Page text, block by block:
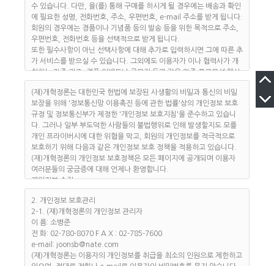
다.
④ "비밀번호"라 함은 "회원"이 부여 받은 "아이디와 일치되는 "회원"임
을 확인하고 비밀보호를 위해 "회원" 자신이 정한 문자 또는 숫자의 조
합을 의미합니다.
⑤ "게시물"이라 함은 "회원"이 "서비스"를 이용함에 있어 "서비스
상"에 게시한 부호ㆍ문자ㆍ음성ㆍ음향ㆍ화상ㆍ동영상 등의 정보 형태
의 글, 사진, 동영상 및 각종 파일과 링크 등을 의미합니다.
⑥ "유료서비스"라 함은 "개혁정론"가 유료로 제공하는 각종 콘텐츠(각
종 정보콘텐츠, 기타 유료콘텐츠를 포함) 및 제반 서비스를 의미합니다.
제 3 조 (약관의 게시와 개정)
① "개혁정론"는 이 약관의 내용을 "회원"이 쉽게 알 수 있도록 서비스
초기 화면에 게시합니다.
② "개혁정론"는 "약관의 규제에 관한 법률", "정보통신망이용촉진및정
보보호등에관한법률(이하 "정보통신망법")" 등 관련법을 위배하지 않는
범위에서 이 약관을 개정할 수 있습니다.
③ "개혁정론"가 약관을 개정할 경우에는 적용일자 및 개정사유를 명시
하여 현행약관과 함께 제1항의 방식에 따라 그 개정약관의 적용일자 30
일 전부터 적용일자 전일까지 공지합니다. 단 "회원"의 권리, 의무에 중
대한 영향을 주는 변경이 아닌 경우에는 적용일자 7일 전부터 공지하도
록 합니다.
④ 전항에 따라 시행일 이후에 "회원"이 "서비스"를 이용하는 경우에는
개정약관에 동의한 것으로 간주합니다. "회원"은 변경된 약관에 동의하
지 않을 경우 이용계약을 해지할 수 있습니다.
⑤ 유료서비스를 이용하는 회원이 이 약관의 개정에 대해 동의하지 않
수 있습니다. 다만, 을(를) 통해 구매를 하시게 될 경우에는 배송과 확인
에 필요한 성명, 전화번호, 주소, 우편번호, e-mail 주소를 받게 됩니다.
회원의 경우에는 경품이나 기념품 등의 발송 등을 위한 목적으로 주소,
우편번호, 전화번호 등을 선택적으로 받게 됩니다.
또한 필수사항이 아닌 선택사항에 대해 추가로 입력하시면 그에 따른 추
가 서비스를 받으실 수 있습니다. 그외에도 이용자가 이나 협력사가 개
최하는 각종 퀴즈, 경품 이벤트나 공모전 등과 같은 각종 프로모션 행사
에 참여할 때, 게시판에 게시물 게재 등과 같이 서비스 이용을 위하여 정
보 공개가 필요한 경우에도 개인정보를 받습니다만 이용자의 허락을 받
는 과정을 다시 한번 거치게 됩니다.
(재)개혁정론는 해당 목적 이외의 다른 어떤 목적으로도 회원의 개인정
보를 사용하지 않습니다.
이용자의 동의절차와 예외경우
(재)개혁정론는 이용자의 개인정보를 수집하는 경우 이용자의 서명날
인, 전자서명, 전자우편, 동의함에 클릭하는 등의 이용자 동의절차를 거
칩니다. 단, 다음의 경우는 예외로 합니다
② 서비스 이용계약의 이행을 위하여 필요한 경우
③ 서비스 제공에 따른 요금정산을 위하여 필요한 경우
개인정보의 위탁처리
(재)개혁정론가 개인정보 처리를 외부에 위탁하는 경우, 이용자의 동의
를 받습니다. 그럴 때에도 위탁계약 등을 통해 서비스 제공자의 개인정
보보호 관련 지시엄수, 개인정보에 관한 비밀유지, 제3자 제공의 금지
(재)개혁정론는 대한민국 헌법에 보장된 사생활의 비밀과 통신의 비밀
보장을 위해 '정보통신망 이용촉진 등에 관한 법률'상의 개인정보 보호
규정 및 정보통신부가 제정한 '개인정보 보호지침'을 준수하고 있습니
다. 그러나 일부 부도덕한 사람들의 불법행위로 인해 발생할지도 모를
개인 프라이버시에 대한 위협을 막고, 회원의 개인정보를 적극적으로
보호하기 위해 다음과 같은 개인정보 보호 정책을 적용하고 있습니다.
(재)개혁정론의 개인정보 보호정책은 모든 페이지에 공개되며 이용자
여러분들의 궁금증에 대해 언제나 환영합니다.
개인정보 수집
개인정보의 수집목적 및 이용
(재)개혁정론는 이용자의 신분확인과 개개인의 특성에 맞춘 보다 다양
하고 광범위한 맞춤 서비스를 드리기 위해 개인정보를 수집합니다. 이
러한 목적으로 수집된 개인정보는 구매계약에 따른 빠르고 정확한 배송
과 전체적인 통계자료 등에 이용되어 회원 개개인의 기호에 맞는 질 높
은 서비스를 제공하게 됩니다.
2. 개인정보 보호관리
2-1. (재)개혁정론의 개인정보 관리자
이 름: 소병준
전 화: 02-780-8070 F A X : 02-785-7600
e-mail: joonsb@nate.com
(재)개혁정론는 이용자의 개인정보를 취급을 최소의 인원으로 제한하고